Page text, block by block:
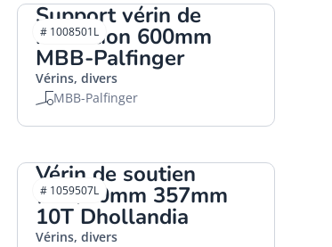
Support vérin de
rétraction 600mm
MBB-Palfinger
Vérins, divers
MBB-Palfinger
# 1008501L
Vérin de soutien
Ø40/70mm 357mm
10T Dhollandia
Vérins, divers
# 1059507L